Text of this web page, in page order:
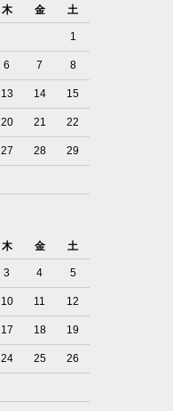
木 金 土
1
6 7 8
13 14 15
20 21 22
27 28 29
木 金 土
3 4 5
10 11 12
17 18 19
24 25 26